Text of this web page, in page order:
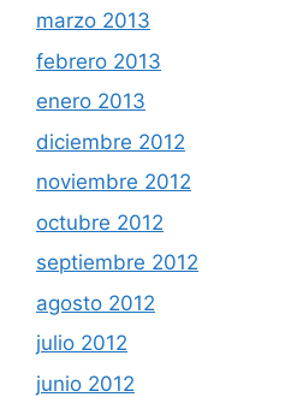
marzo 2013
febrero 2013
enero 2013
diciembre 2012
noviembre 2012
octubre 2012
septiembre 2012
agosto 2012
julio 2012
junio 2012